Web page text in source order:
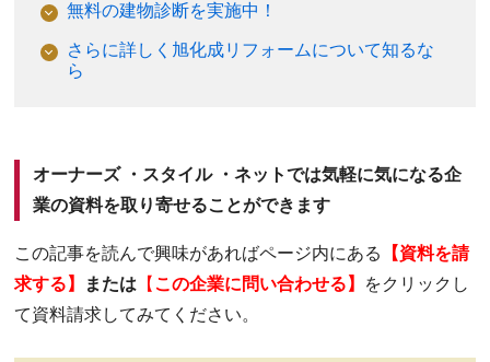
無料の建物診断を実施中！
さらに詳しく旭化成リフォームについて知るな
ら
オーナーズ ・スタイル ・ネットでは気軽に気になる企
業の資料を取り寄せることができます
この記事を読んで興味があればページ内にある
【資料を請
求する】
または 【 この企業に問い合わせる】 をクリックし
て資料請求してみてください。